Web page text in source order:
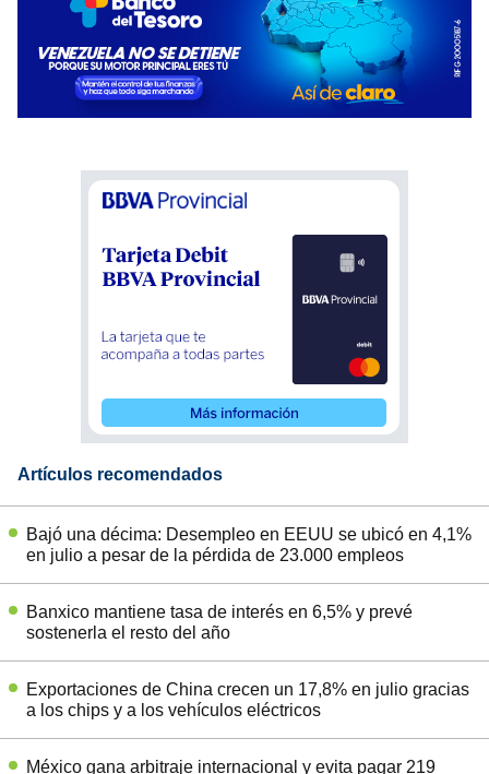
Artículos recomendados
Bajó una décima: Desempleo en EEUU se ubicó en 4,1%
en julio a pesar de la pérdida de 23.000 empleos
Banxico mantiene tasa de interés en 6,5% y prevé
sostenerla el resto del año
Exportaciones de China crecen un 17,8% en julio gracias
a los chips y a los vehículos eléctricos
México gana arbitraje internacional y evita pagar 219